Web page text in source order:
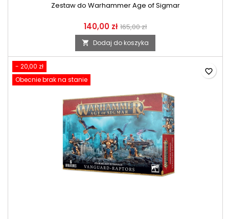
Zestaw do Warhammer Age of Sigmar
140,00 zł 165,00 zł
 Dodaj do koszyka
- 20,00 zł
Obecnie brak na stanie
favorite_border